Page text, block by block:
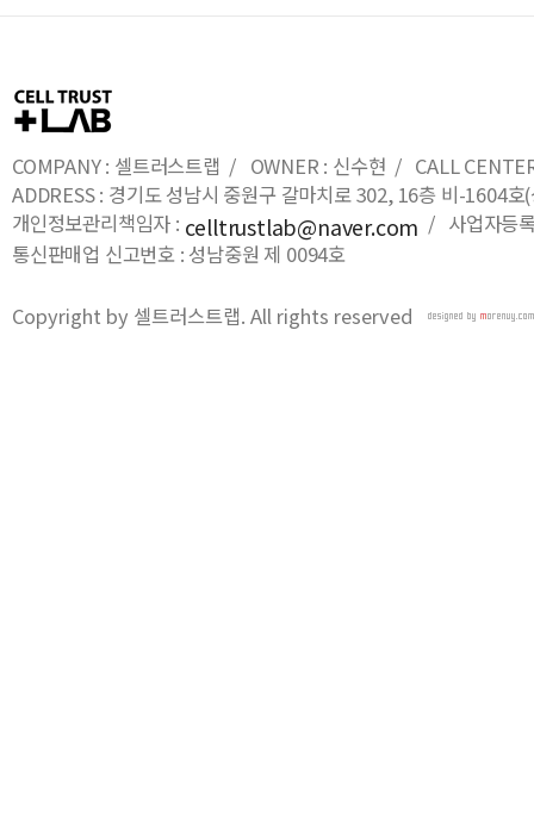
COMPANY : 셀트러스트랩 / OWNER : 신수현 / CALL
ADDRESS : 경기도 성남시 중원구 갈마치로 302, 16층 비-1604
개인정보관리책임자 : celltrustlab@naver.com / 사업자등
통신판매업 신고번호 : 성남중원 제 0094호
Copyright by 셀트러스트랩. All rights reserved